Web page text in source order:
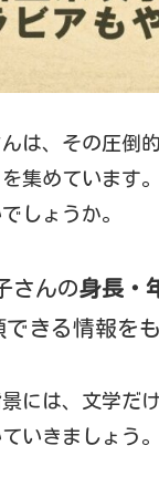
は、その圧倒
集めています
しょうか。
さんの身長・
きる情報を
には、文学だ
いきましょう。